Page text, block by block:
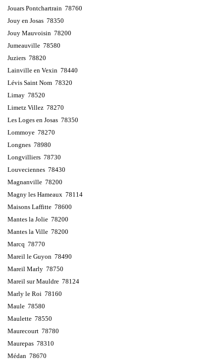
Jouars Pontchartrain 78760
Jouy en Josas 78350
Jouy Mauvoisin 78200
Jumeauville 78580
Juziers 78820
Lainville en Vexin 78440
Lévis Saint Nom 78320
Limay 78520
Limetz Villez 78270
Les Loges en Josas 78350
Lommoye 78270
Longnes 78980
Longvilliers 78730
Louveciennes 78430
Magnanville 78200
Magny les Hameaux 78114
Maisons Laffitte 78600
Mantes la Jolie 78200
Mantes la Ville 78200
Marcq 78770
Mareil le Guyon 78490
Mareil Marly 78750
Mareil sur Mauldre 78124
Marly le Roi 78160
Maule 78580
Maulette 78550
Maurecourt 78780
Maurepas 78310
Médan 78670